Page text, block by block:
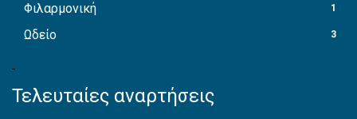
Φιλαρμονική 1
Ωδείο 3
Τελευταίες αναρτήσεις